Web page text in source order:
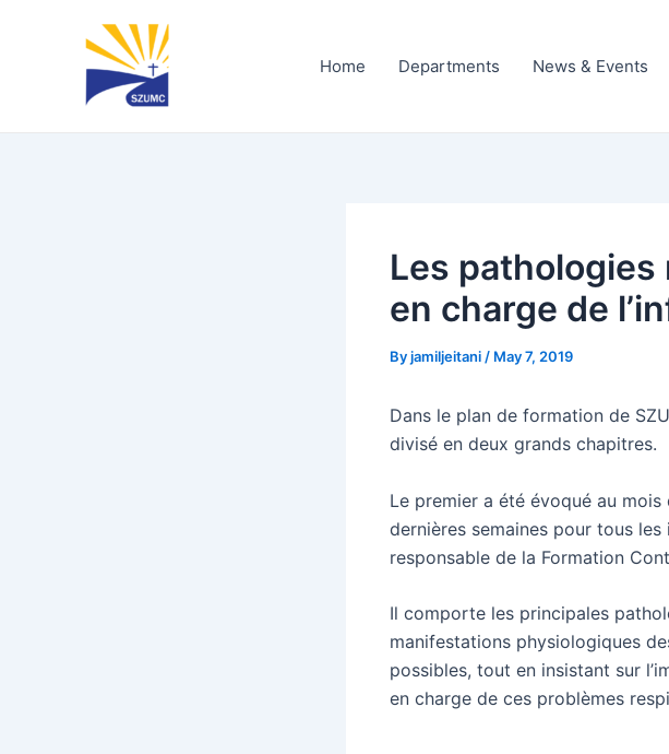
Home Departments News & Events
Les
en charge de
Byjamiljeitani / May 7, 2019
Dans le plan de formation de
divisé en deux grands chapitres.
Le premier a été évoqué au
dernières semaines pour tous
responsable de la Formation
Il comporte les principales
manifestations physiologiques
possibles, tout en insistant sur
en charge de ces problèmes